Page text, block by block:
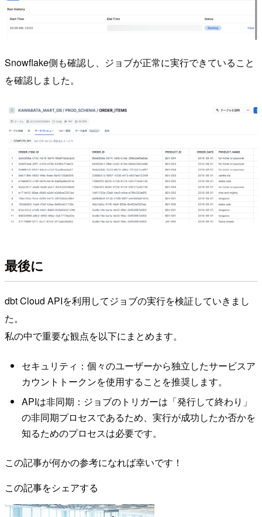
Snowflake側も確認し、ジョブが正常に実行できていること
を確認しました。
最後に
dbt Cloud APIを利用してジョブの実行を検証していきまし
た。
私の中で重要な観点を以下にまとめます。
セキュリティ：個々のユーザーから独立したサービスア
カウントトークンを使用することを推奨します。
APIは非同期：ジョブのトリガーは「発行して終わり」
の非同期プロセスであるため、実行が成功したか否かを
知るためのプロセスは必要です。
この記事が何かの参考になれば幸いです！
この記事をシェアする